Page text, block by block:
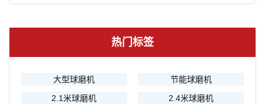
热门标签
大型球磨机
节能球磨机
2.1米球磨机
2.4米球磨机